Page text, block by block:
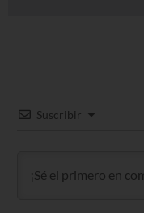
Suscribir